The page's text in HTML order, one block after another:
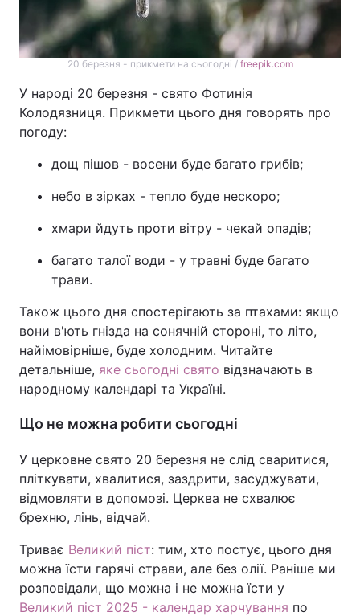
20 березня - прикмети на сьогодні / freepik.com
У народі 20 березня - свято Фотинія
Колодязниця. Прикмети цього дня говорять про
погоду:
дощ пішов - восени буде багато грибів;
небо в зірках - тепло буде нескоро;
хмари йдуть проти вітру - чекай опадів;
багато талої води - у травні буде багато
трави.
Також цього дня спостерігають за птахами: якщо
вони в'ють гнізда на сонячній стороні, то літо,
найімовірніше, буде холодним. Читайте
детальніше, яке сьогодні свято відзначають в
народному календарі та Україні.
Що не можна робити сьогодні
У церковне свято 20 березня не слід сваритися,
пліткувати, хвалитися, заздрити, засуджувати,
відмовляти в допомозі. Церква не схвалює
брехню, лінь, відчай.
Триває Великий піст: тим, хто постує, цього дня
можна їсти гарячі страви, але без олії. Раніше ми
розповідали, що можна і не можна їсти у
Великий піст 2025 - календар харчування по